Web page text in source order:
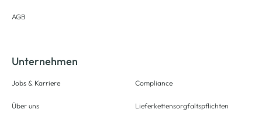
AGB
Unternehmen
Jobs & Karriere
Über uns
Compliance
Lieferkettensorgfaltspflichten